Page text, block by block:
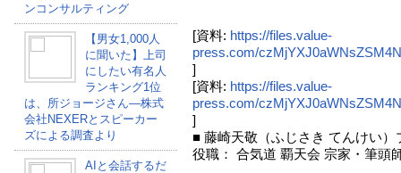
ンコンサルティング
【男女1,000人
に聞いた】上司
にしたい有名人
ランキング1位
は、所ジョージさん―株式
会社NEXERとスピーカー
ズによる調査より
AIと会話するだ
[資料: https://files.value-
press.com/
]
[資料: https://files.value-
press.com/
]
■ 藤崎天敬（ふじさき てんけい）
役職： 合気道 覇天会 宗家・筆頭